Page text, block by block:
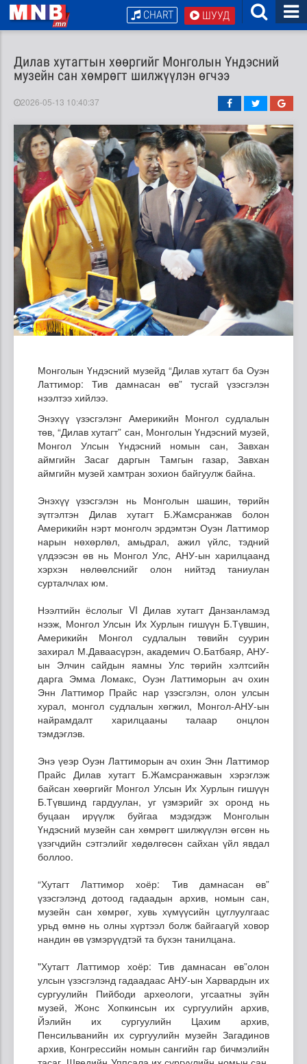
ШУУД
CHART
Дилав хутагтын хөөргийг Монголын Үндэсний
музейн сан хөмрөгт шилжүүлэн өгчээ
2026-05-13 10:40:37
Монголын Үндэсний музейд “Дилав хутагт ба Оуэн
Латтимор: Тив дамнасан өв” тусгай үзэсгэлэн
нээлтээ хийлээ.
Энэхүү үзэсгэлэнг Америкийн Монгол судлалын
төв, “Дилав хутагт” сан, Монголын Үндэсний музей,
Монгол Улсын Үндэсний номын сан, Завхан
аймгийн Засаг даргын Тамгын газар, Завхан
аймгийн музей хамтран зохион байгуулж байна.
Энэхүү үзэсгэлэн нь Монголын шашин, төрийн
зүтгэлтэн Дилав хутагт Б.Жамсранжав болон
Америкийн нэрт монголч эрдэмтэн Оуэн Латтимор
нарын нөхөрлөл, амьдрал, ажил үйлс, тэдний
үлдээсэн өв нь Монгол Улс, АНУ-ын харилцаанд
хэрхэн нөлөөлснийг олон нийтэд таниулан
сурталчлах юм.
Нээлтийн ёслолыг VI Дилав хутагт Данзанламэд
нээж, Монгол Улсын Их Хурлын гишүүн Б.Түвшин,
Америкийн Монгол судлалын төвийн суурин
захирал М.Даваасүрэн, академич О.Батбаяр, АНУ-
ын Элчин сайдын яамны Улс төрийн хэлтсийн
дарга Эмма Ломакс, Оуэн Латтиморын ач охин
Энн Латтимор Прайс нар үзэсгэлэн, олон улсын
хурал, монгол судлалын хөгжил, Монгол-АНУ-ын
найрамдалт харилцааны талаар онцлон
тэмдэглэв.
Энэ үеэр Оуэн Латтиморын ач охин Энн Латтимор
Прайс Дилав хутагт Б.Жамсранжавын хэрэглэж
байсан хөөргийг Монгол Улсын Их Хурлын гишүүн
Б.Түвшинд гардуулан, уг үзмэрийг эх оронд нь
буцаан ирүүлж буйгаа мэдэгдэж Монголын
Үндэсний музейн сан хөмрөгт шилжүүлэн өгсөн нь
үзэгчдийн сэтгэлийг хөдөлгөсөн сайхан үйл явдал
боллоо.
“Хутагт Латтимор хоёр: Тив дамнасан өв”
үзэсгэлэнд дотоод гадаадын архив, номын сан,
музейн сан хөмрөг, хувь хүмүүсийн цуглуулгаас
урьд өмнө нь олны хүртээл болж байгаагүй ховор
нандин өв үзмэрүүдтэй та бүхэн танилцана.
"Хутагт Латтимор хоёр: Тив дамнасан өв”олон
улсын үзэсгэлэнд гадаадаас АНУ-ын Харвардын их
сургуулийн Пийбоди археологи, угсаатны зүйн
музей, Жонс Хопкинсын их сургуулийн архив,
Йэлийн их сургуулийн Цахим архив,
Пенсильванийн их сургуулийн музейн Загадинов
архив, Конгрессийн номын сангийн гар бичмэлийн